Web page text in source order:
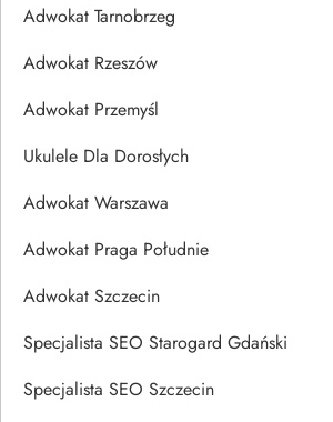
Adwokat Tarnobrzeg
Adwokat Rzeszów
Adwokat Przemyśl
Ukulele Dla Dorosłych
Adwokat Warszawa
Adwokat Praga Południe
Adwokat Szczecin
Specjalista SEO Starogard Gdański
Specjalista SEO Szczecin